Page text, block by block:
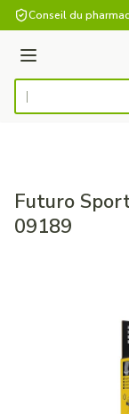
Aller au contenu
Conseil du
Menu
Rechercher
Futuro
09189